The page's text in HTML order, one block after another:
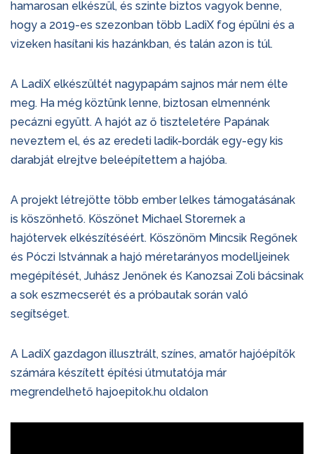
hamarosan elkészül, és szinte biztos vagyok benne,
hogy a 2019-es szezonban több LadiX fog épülni és a
vizeken hasítani kis hazánkban, és talán azon is túl.
A LadiX elkészültét nagypapám sajnos már nem élte
meg. Ha még köztünk lenne, biztosan elmennénk
pecázni együtt. A hajót az ő tiszteletére Papának
neveztem el, és az eredeti ladik-bordák egy-egy kis
darabját elrejtve beleépítettem a hajóba.
A projekt létrejötte több ember lelkes támogatásának
is köszönhető. Köszönet Michael Storernek a
hajótervek elkészítéséért. Köszönöm Mincsik Regőnek
és Póczi Istvánnak a hajó méretarányos modelljeinek
megépítését, Juhász Jenőnek és Kanozsai Zoli bácsinak
a sok eszmecserét és a próbautak során való
segítséget.
A LadiX gazdagon illusztrált, színes, amatőr hajóépítők
számára készített építési útmutatója már
megrendelhető hajoepitok.hu oldalon